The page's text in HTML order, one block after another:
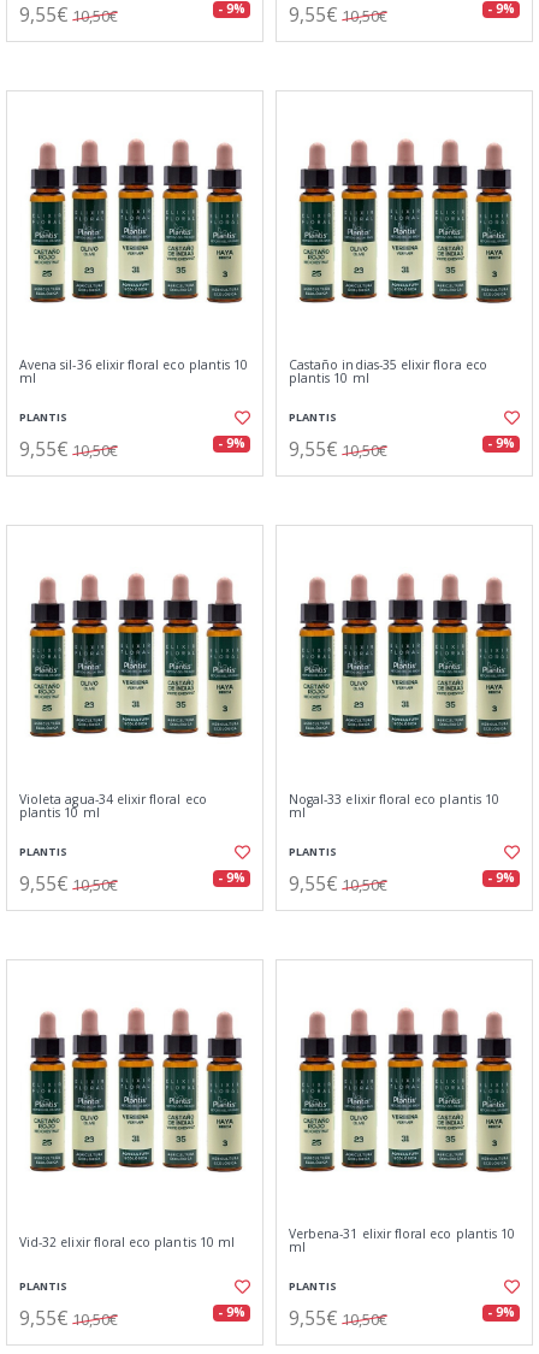
9,55€ 10,50€ - 9% 9,55€ 10,50€ - 9%
Avena sil-36 elixir floral eco plantis 10
ml
PLANTIS
9,55€ 10,50€ - 9%
Castaño indias-35 elixir flora eco
plantis 10 ml
PLANTIS
9,55€ 10,50€ - 9%
Violeta agua-34 elixir floral eco
plantis 10 ml
PLANTIS
9,55€ 10,50€ - 9%
Nogal-33 elixir floral eco plantis 10
ml
PLANTIS
9,55€ 10,50€ - 9%
Vid-32 elixir floral eco plantis 10 ml
PLANTIS
9,55€ 10,50€ - 9%
Verbena-31 elixir floral eco plantis 10
ml
PLANTIS
9,55€ 10,50€ - 9%